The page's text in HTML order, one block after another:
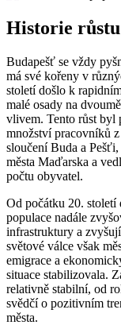
Historie
Budapešť se vždy
má své kořeny v
století došlo k
malé osady na
vlivem. Tento růst byl
množství pracovníků
sloučení Buda a
města Maďarska a
počtu obyvatel.
Od počátku 20. století
populace nadále
infrastruktury a
světové válce však
emigrace a
situace stabilizovala.
relativně stabilní, od
svědčí o pozitivním
města.